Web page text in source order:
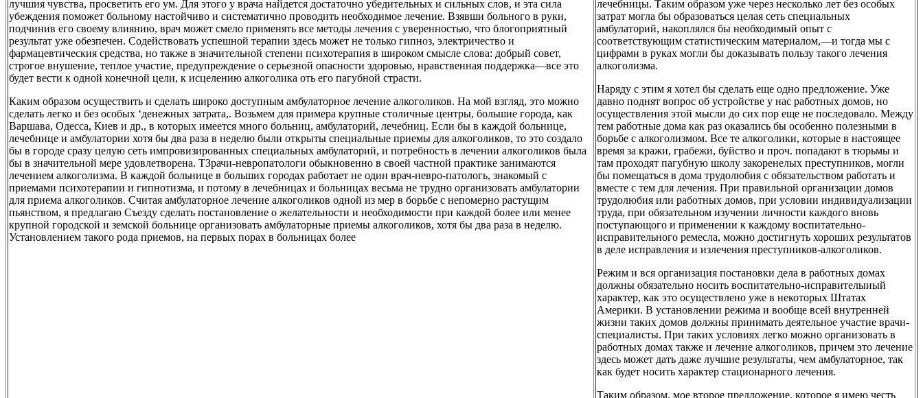
лучшия чувства, просветить его ум. Для этого у врача найдется достаточно убедительных и сильных слов, и эта сила
убеждения поможет больному настойчиво и систематично проводить необходимое лечение. Взявши больного в руки,
подчинив его своему влиянию, врач может смело применять все методы лечения с уверенностью, что блогоприятный
результат уже обезпечен. Содействовать успешной терапии здесь может не только гипноз, электричество и
фармацевтическия средства, но также в значительной степени психотерапия в широком смысле слова: добрый совет,
строгое внушение, теплое участие, предупреждение о серьезной опасности здоровью, нравственная поддержка—все это
будет вести к одной конечной цели, к исцелению алкоголика оть его пагубной страсти.
Каким образом осуществить и сделать широко доступным амбулаторное лечение алкоголиков. На мой взгляд, это можно
сделать легко и без особых ‘денежных затрата,. Возьмем для примера крупные столичные центры, большие города, как
Варшава, Одесса, Киев и др., в которых имеется много больниц, амбулаторий, лечебниц. Если бы в каждой больнице,
лечебнице и амбулатории хотя бы два раза в неделю были открыты специальные приемы для алкоголиков, то это создало
бы в городе сразу целую сеть импровизированных специальных амбулаторий, и потребность в лечении алкоголиков была
бы в значительной мере удовлетворена. ТЗрачи-невропатологи обыкновенно в своей частной практике занимаются
лечением алкоголизма. В каждой больнице в больших городах работает не один врач-невро-патологь, знакомый с
приемами психотерапии и гипнотизма, и потому в лечебницах и больницах весьма не трудно организовать амбулатории
для приема алкоголиков. Считая амбулаторное лечение алкоголиков одной из мер в борьбе с непомерно растущим
пьянством, я предлагаю Съезду сделать постановление о желательности и необходимости при каждой более или менее
крупной городской и земской больнице организовать амбулаторные приемы алкоголиков, хотя бы два раза в неделю.
Установлением такого рода приемов, на первых порах в больницах более
лечебницы. Таким образом уже через несколько лет без особых
затрат могла бы образоваться целая сеть специальных
амбулаторий, накоплялся бы необходимый опыт с
соответствующим статистическим материалом,—и тогда мы с
цифрами в руках могли бы доказывать пользу такого лечения
алкоголизма.
Наряду с этим я хотел бы сделать еще одно предложение. Уже
давно поднят вопрос об устройстве у нас работных домов, но
осуществления этой мысли до сих пор еще не последовало. Между
тем работные дома как раз оказались бы особенно полезными в
борьбе с алкоголизмом. Все те алкоголики, которые в настоящее
время за кражи, грабежи, буйство и проч. попадают в тюрьмы и
там проходят пагубную школу закоренелых преступников, могли
бы помещаться в дома трудолюбия с обязательством работать и
вместе с тем для лечения. При правильной организации домов
трудолюбия или работных домов, при условии индивидуализации
труда, при обязательном изучении личности каждого вновь
поступающого и применении к каждому воспитательно-
исправительного ремесла, можно достигнуть хороших результатов
в деле исправления и излечения преступников-алкоголиков.
Режим и вся организация постановки дела в работных домах
должны обязательно носить воспитательно-исправителыиый
характер, как это осуществлено уже в некоторых Штатах
Америки. В установлении режима и вообще всей внутренней
жизни таких домов должны принимать деятельное участие врачи-
специалисты. При таких условиях легко можно организовать в
работных домах также и лечение алкоголиков, причем это лечение
здесь может дать даже лучшие результаты, чем амбулаторное, так
как будет носить характер стационарного лечения.
Таким образом, мое второе предложение, которое я имею честь